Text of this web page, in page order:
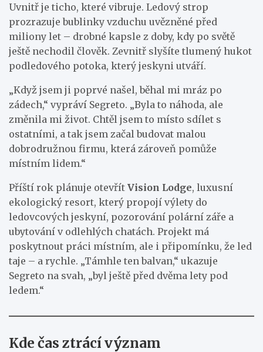
Uvnitř je ticho, které vibruje. Ledový strop
prozrazuje bublinky vzduchu uvězněné před
miliony let – drobné kapsle z doby, kdy po světě
ještě nechodil člověk. Zevnitř slyšíte tlumený hukot
podledového potoka, který jeskyni utváří.
„Když jsem ji poprvé našel, běhal mi mráz po
zádech,“ vypráví Segreto. „Byla to náhoda, ale
změnila mi život. Chtěl jsem to místo sdílet s
ostatními, a tak jsem začal budovat malou
dobrodružnou firmu, která zároveň pomůže
místním lidem.“
Příští rok plánuje otevřít Vision Lodge, luxusní
ekologický resort, který propojí výlety do
ledovcových jeskyní, pozorování polární záře a
ubytování v odlehlých chatách. Projekt má
poskytnout práci místním, ale i připomínku, že led
taje – a rychle. „Támhle ten balvan,“ ukazuje
Segreto na svah, „byl ještě před dvěma lety pod
ledem.“
Kde čas ztrácí význam